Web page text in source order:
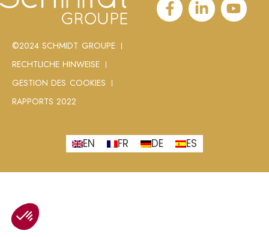
©2024 SCHMIDT GROUPE
RECHTLICHE HINWEISE
GESTION DES COOKIES
RAPPORTS 2022
EN FR DE ES